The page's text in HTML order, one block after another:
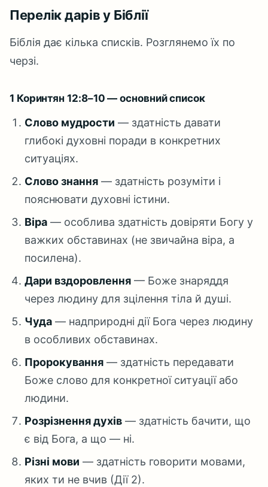
Перелік дарів у Біблії
Біблія дає кілька списків. Розглянемо їх по
черзі.
1 Коринтян 12:8–10 — основний список
Слово мудрости — здатність давати
глибокі духовні поради в конкретних
ситуаціях.
Слово знання — здатність розуміти і
пояснювати духовні істини.
Віра — особлива здатність довіряти Богу у
важких обставинах (не звичайна віра, а
посилена).
Дари вздоровлення — Боже знаряддя
через людину для зцілення тіла й душі.
Чуда — надприродні дії Бога через людину
в особливих обставинах.
Пророкування — здатність передавати
Боже слово для конкретної ситуації або
людини.
Розрізнення духів — здатність бачити, що
є від Бога, а що — ні.
Різні мови — здатність говорити мовами,
яких ти не вчив (Дії 2).